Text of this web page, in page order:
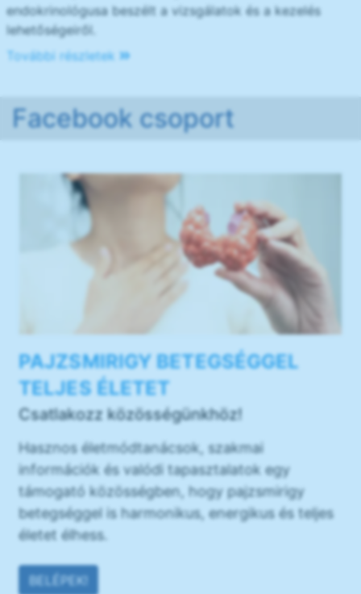
endokrinológusa beszélt a vizsgálatok és a kezelés
lehetőségeiről.
További részletek
Facebook csoport
PAJZSMIRIGY BETEGSÉGGEL
TELJES ÉLETET
Csatlakozz közösségünkhöz!
Hasznos életmódtanácsok, szakmai
információk és valódi tapasztalatok egy
támogató közösségben, hogy pajzsmirigy
betegséggel is harmonikus, energikus és teljes
életet élhess.
BELÉPEK!